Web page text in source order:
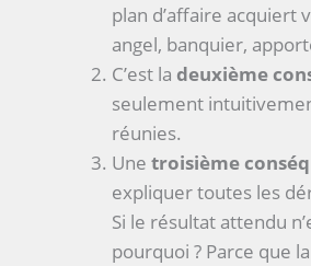
plan d’affaire acquiert
angel, banquier,
C’est la deuxième
seulement
réunies.
Unetroisième
expliquer toutes les
Si le résultat attendu
pourquoi ? Parce que